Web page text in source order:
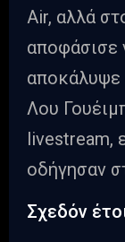
Air, αλλά
αποφάσισε
αποκάλυψε
Λου
livestream,
οδήγησαν
Σχεδόν